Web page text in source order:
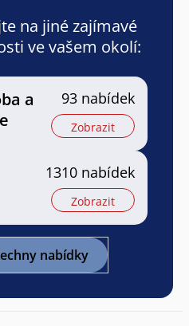
na jiné zajímavé
ve vašem okolí:
a
93 nabídek
Zobrazit
1310 nabídek
Zobrazit
nabídky